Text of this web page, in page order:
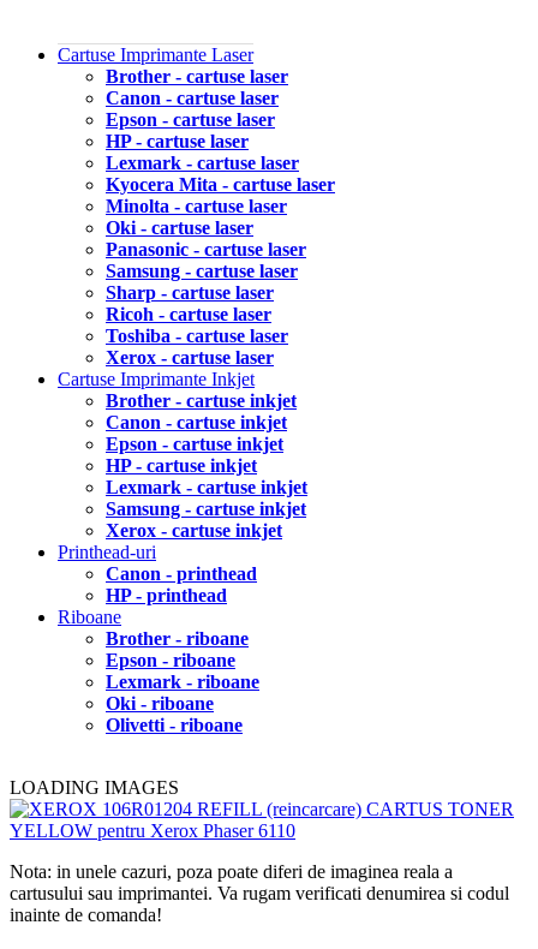
Cartuse Imprimante Laser
Brother - cartuse laser
Canon - cartuse laser
Epson - cartuse laser
HP - cartuse laser
Lexmark - cartuse laser
Kyocera Mita - cartuse laser
Minolta - cartuse laser
Oki - cartuse laser
Panasonic - cartuse laser
Samsung - cartuse laser
Sharp - cartuse laser
Ricoh - cartuse laser
Toshiba - cartuse laser
Xerox - cartuse laser
Cartuse Imprimante Inkjet
Brother - cartuse inkjet
Canon - cartuse inkjet
Epson - cartuse inkjet
HP - cartuse inkjet
Lexmark - cartuse inkjet
Samsung - cartuse inkjet
Xerox - cartuse inkjet
Printhead-uri
Canon - printhead
HP - printhead
Riboane
Brother - riboane
Epson - riboane
Lexmark - riboane
Oki - riboane
Olivetti - riboane
LOADING IMAGES
Nota: in unele cazuri, poza poate diferi de imaginea reala a
cartusului sau imprimantei. Va rugam verificati denumirea si codul
inainte de comanda!